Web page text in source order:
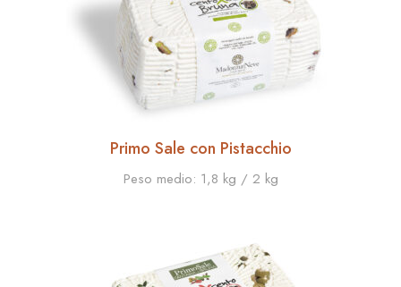
Primo Sale con Pistacchio
Peso medio: 1,8 kg / 2 kg